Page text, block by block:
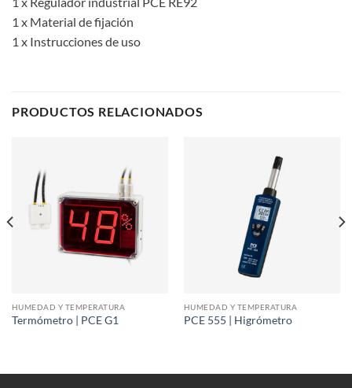
1 x Material de fijación
1 x Instrucciones de uso
PRODUCTOS RELACIONADOS
HUMEDAD Y TEMPERATURA
Termómetro | PCE G1
HUMEDAD Y TEMPERATURA
PCE 555 | Higrómetro